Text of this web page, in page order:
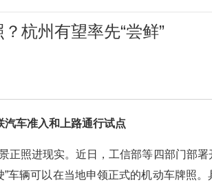
杭州有望率先“尝鲜”
汽车准入和上路通行试点
正照进现实。近日，工信部等四部门部
车辆可以在当地申领正式的机动车牌照